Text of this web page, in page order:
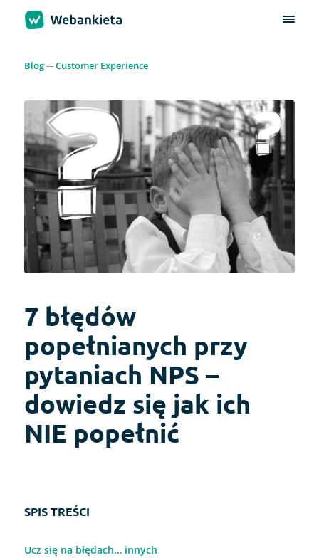
Blog Customer Experience
7 błędów
popełnianych przy
pytaniach NPS –
dowiedz się jak ich
NIE popełnić
SPIS TREŚCI
Ucz się na błędach… innych